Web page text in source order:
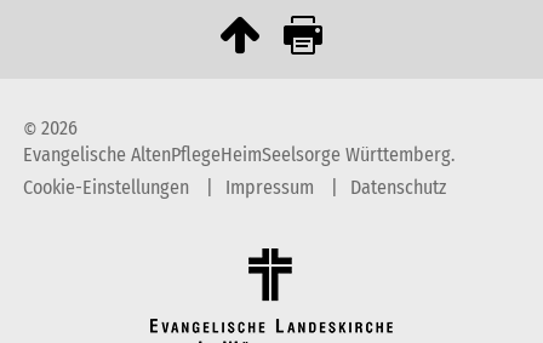
© 2026
Evangelische AltenPflegeHeimSeelsorge Württemberg.
Cookie-Einstellungen
Impressum Datenschutz